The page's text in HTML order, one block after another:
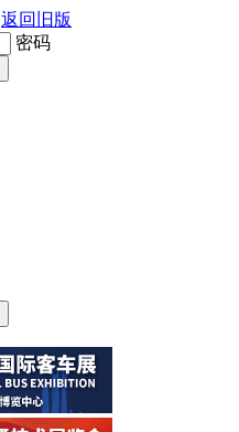
返回旧版
密码